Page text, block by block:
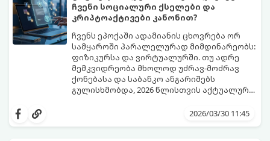
სავალდებულოდ უნდა დარეგისტრირდეს
რესტრში.
ჩვენი სოციალური ქსელები და
კრიპტოაქტივები კანონით?
ჩვენს ეპოქაში ადამიანის ცხოვრება ორ
სამყაროში პარალელურად მიმდინარეობს:
ფიზიკურსა და ვირტუალურში. თუ ადრე
მემკვიდრეობა მხოლოდ უძრავ-მოძრავ
ქონებასა და საბანკო ანგარიშებს
გულისხმობდა, 2026 წლისთვის აქტუალური
რა ბედი ეწევა თქვენს ფოტოებს, სამუშაო
დაარეგულიროთ თქვენი ციფრული
2026/03/30 11:45